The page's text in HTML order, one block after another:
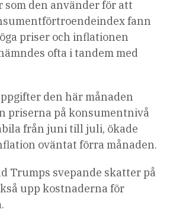
som den använder för att
fann
priser och inflationen
ofta i tandem med
den här månaden
priserna på konsumentnivå
från juni till juli, ökade
oväntat förra månaden.
Trumps svepande skatter på
upp kostnaderna för